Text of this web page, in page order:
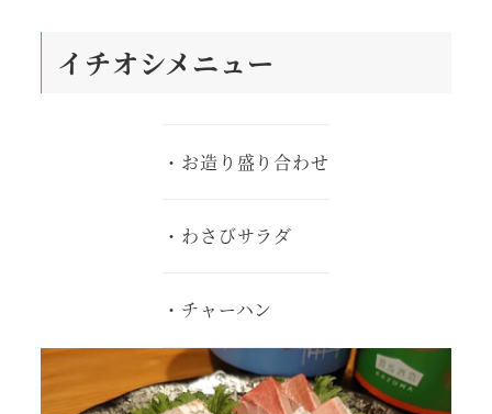
イチオシメニュー
・お造り盛り合わせ
・わさびサラダ
・チャーハン